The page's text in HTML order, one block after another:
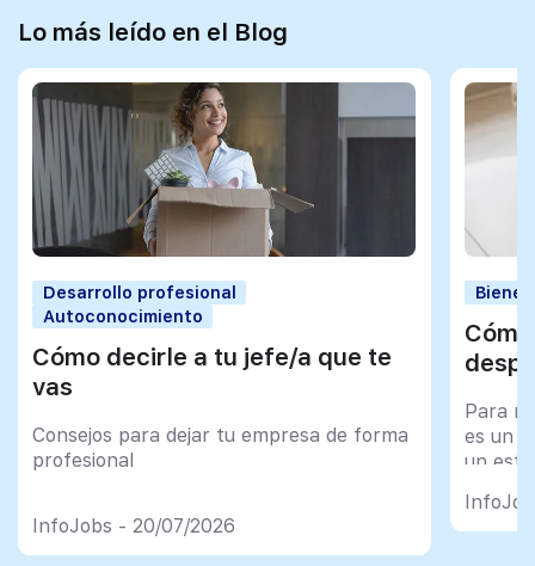
Lo más leído en el Blog
Desarrollo profesional
Autoconocimiento
Cómo decirle a tu jefe/a que te
vas
Consejos para dejar tu empresa de forma
profesional
InfoJobs - 20/07/2026
Para
es un
un